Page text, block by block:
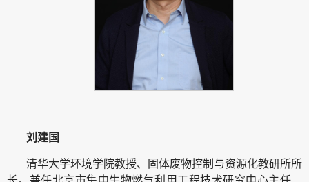
刘建国
清华大学环境学院教授、固体废物控制与资源化教研所所